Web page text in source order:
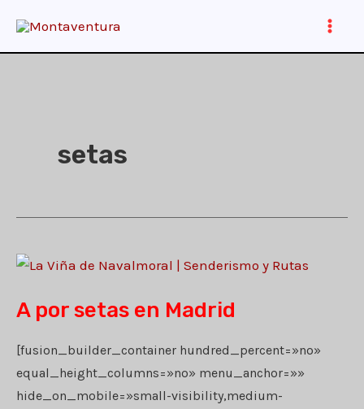
contenido
setas
A por setas en Madrid
[fusion_builder_container hundred_percent=»no»
equal_height_columns=»no» menu_anchor=»»
hide_on_mobile=»small-visibility,medium-